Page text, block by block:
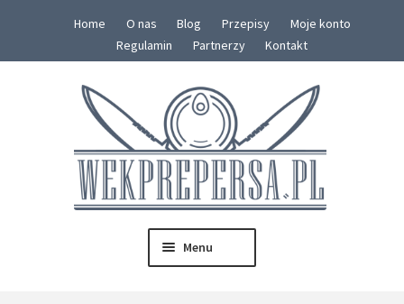
Home O nas Blog Przepisy
Moje konto
Regulamin
Partnerzy Kontakt
Menu